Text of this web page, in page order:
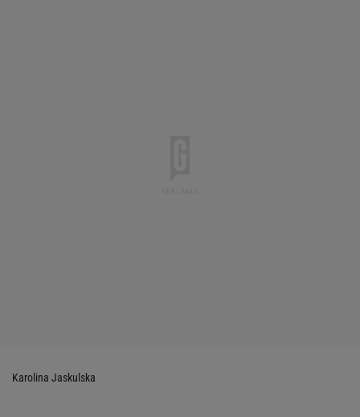
Karolina Jaskulska